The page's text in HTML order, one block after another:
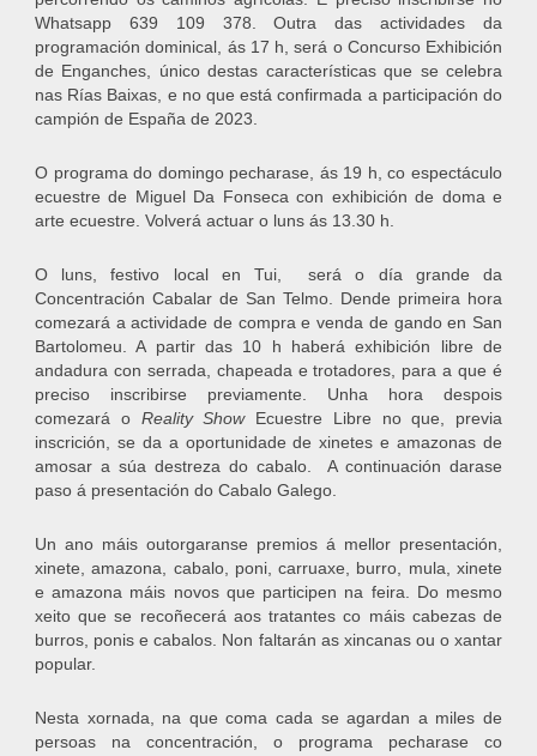
Whatsapp 639 109 378. Outra das actividades da
programación dominical, ás 17 h, será o Concurso Exhibición
de Enganches, único destas características que se celebra
nas Rías Baixas, e no que está confirmada a participación do
campión de España de 2023.
O programa do domingo pecharase, ás 19 h, co espectáculo
ecuestre de Miguel Da Fonseca con exhibición de doma e
arte ecuestre. Volverá actuar o luns ás 13.30 h.
O luns, festivo local en Tui, será o día grande da
Concentración Cabalar de San Telmo. Dende primeira hora
comezará a actividade de compra e venda de gando en San
Bartolomeu. A partir das 10 h haberá exhibición libre de
andadura con serrada, chapeada e trotadores, para a que é
preciso inscribirse previamente. Unha hora despois
comezará o Reality ShowEcuestre Libre no que, previa
inscrición, se da a oportunidade de xinetes e amazonas de
amosar a súa destreza do cabalo. A continuación darase
paso á presentación do Cabalo Galego.
Un ano máis outorgaranse premios á mellor presentación,
xinete, amazona, cabalo, poni, carruaxe, burro, mula, xinete
e amazona máis novos que participen na feira. Do mesmo
xeito que se recoñecerá aos tratantes co máis cabezas de
burros, ponis e cabalos. Non faltarán as xincanas ou o xantar
popular.
Nesta xornada, na que coma cada se agardan a miles de
persoas na concentración, o programa pecharase co